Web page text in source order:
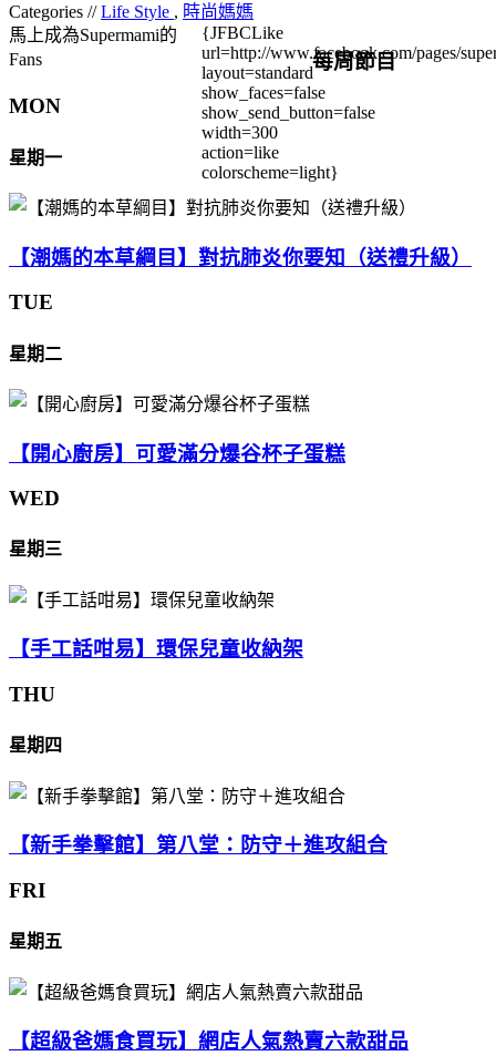
Categories //Life Style , 時尚媽媽
馬上成為Supermami的
Fans
{JFBCLike
url=http://www.facebook.com/pages/
layout=standard
show_faces=false
show_send_button=false
width=300
action=like
colorscheme=light}
每周節目
MON
星期一
【潮媽的本草綱目】對抗肺炎你要知（送禮升級）
TUE
星期二
【開心廚房】可愛滿分爆谷杯子蛋糕
WED
星期三
【手工話咁易】環保兒童收納架
THU
星期四
【新手拳擊館】第八堂：防守＋進攻組合
FRI
星期五
【超級爸媽食買玩】網店人氣熱賣六款甜品